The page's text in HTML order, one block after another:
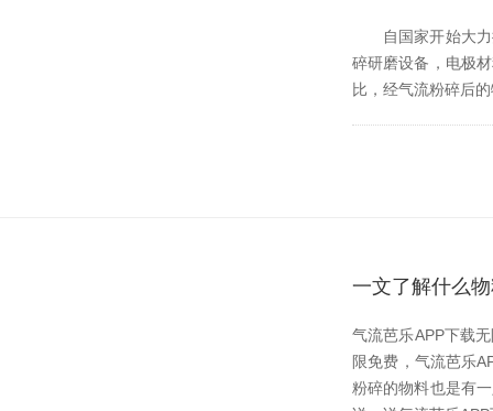
自国家开始大力推
碎研磨设备，电极
比，经气流粉碎后的
一文了解什么
气流芭乐APP下载
限免费，气流芭乐
粉碎的物料也是有一